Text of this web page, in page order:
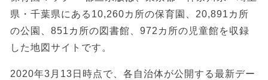
県・千葉県にある10,260カ所の保育園、20,891カ所
の公園、851カ所の図書館、972カ所の児童館を収録
した地図サイトです。
2020年3月13日時点で、各自治体が公開する最新デー